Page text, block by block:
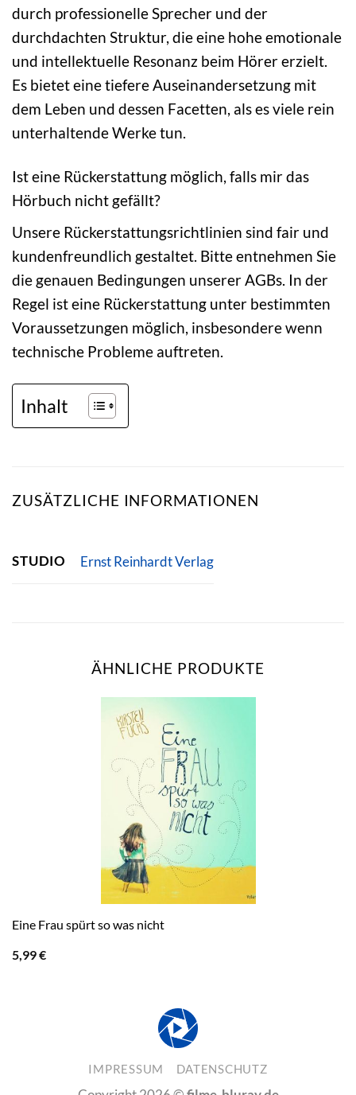
durch professionelle Sprecher und der
durchdachten Struktur, die eine hohe emotionale
und intellektuelle Resonanz beim Hörer erzielt.
Es bietet eine tiefere Auseinandersetzung mit
dem Leben und dessen Facetten, als es viele rein
unterhaltende Werke tun.
Ist eine Rückerstattung möglich, falls mir das
Hörbuch nicht gefällt?
Unsere Rückerstattungsrichtlinien sind fair und
kundenfreundlich gestaltet. Bitte entnehmen Sie
die genauen Bedingungen unserer AGBs. In der
Regel ist eine Rückerstattung unter bestimmten
Voraussetzungen möglich, insbesondere wenn
technische Probleme auftreten.
Inhalt
ZUSÄTZLICHE INFORMATIONEN
STUDIO Ernst Reinhardt Verlag
ÄHNLICHE PRODUKTE
Eine Frau spürt so was nicht
5,99€
IMPRESSUM DATENSCHUTZ